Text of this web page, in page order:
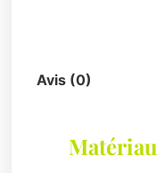
Avis (0)
Matériau